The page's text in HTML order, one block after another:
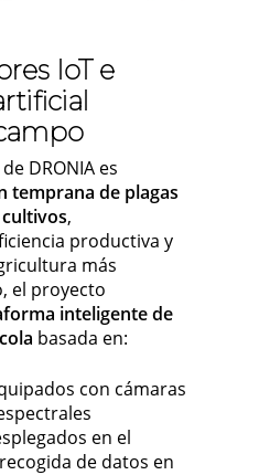
IoT e
DRONIA es
temprana de plagas
,
productiva y
más
el proyecto
inteligente de
basada en:
con cámaras
en el
de datos en